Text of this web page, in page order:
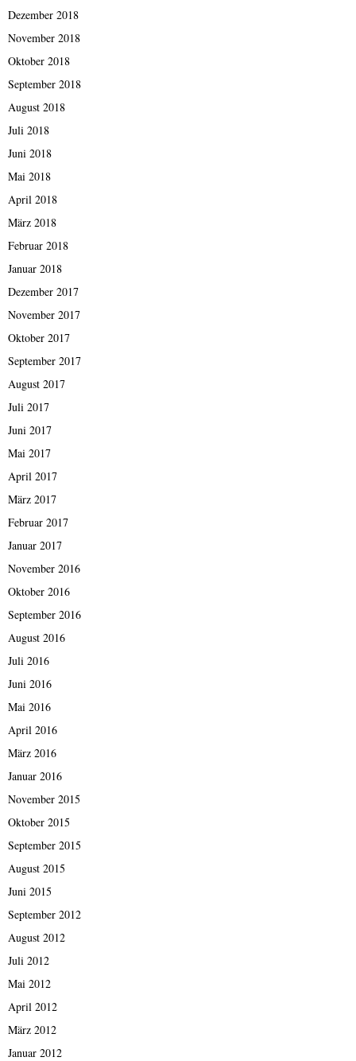
Dezember 2018
November 2018
Oktober 2018
September 2018
August 2018
Juli 2018
Juni 2018
Mai 2018
April 2018
März 2018
Februar 2018
Januar 2018
Dezember 2017
November 2017
Oktober 2017
September 2017
August 2017
Juli 2017
Juni 2017
Mai 2017
April 2017
März 2017
Februar 2017
Januar 2017
November 2016
Oktober 2016
September 2016
August 2016
Juli 2016
Juni 2016
Mai 2016
April 2016
März 2016
Januar 2016
November 2015
Oktober 2015
September 2015
August 2015
Juni 2015
September 2012
August 2012
Juli 2012
Mai 2012
April 2012
März 2012
Januar 2012